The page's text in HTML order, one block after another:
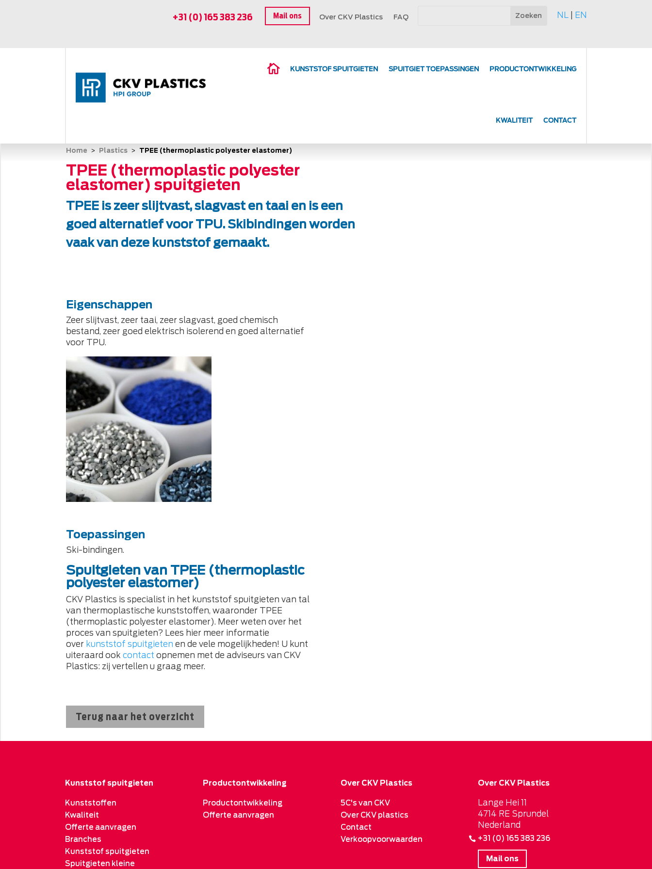
+31 (0) 165 383 236 Mail ons Over CKV Plastics FAQ NL| EN
KUNSTSTOF SPUITGIETEN SPUITGIET TOEPASSINGEN PRODUCT­ONTWIKKELING
KWALITEIT CONTACT
Home > Plastics > TPEE (thermoplastic polyester elastomer)
TPEE (thermoplastic polyester
elastomer) spuitgieten
TPEE is zeer slijtvast, slagvast en taai en is een
goed alternatief voor TPU. Skibindingen worden
vaak van deze kunststof gemaakt.
Eigenschappen
Zeer slijtvast, zeer taai, zeer slagvast, goed chemisch
bestand, zeer goed elektrisch isolerend en goed alternatief
voor TPU.
Toepassingen
Ski-bindingen.
Spuitgieten van TPEE (thermoplastic
polyester elastomer)
CKV Plastics is specialist in het kunststof spuitgieten van tal
van thermoplastische kunststoffen, waaronder TPEE
(thermoplastic polyester elastomer). Meer weten over het
proces van spuitgieten? Lees hier meer informatie
over kunststof spuitgieten en de vele mogelijkheden! U kunt
uiteraard ook contact opnemen met de adviseurs van CKV
Plastics: zij vertellen u graag meer.
Terug naar het overzicht
Kunststof spuitgieten
Kunststoffen
Kwaliteit
Offerte aanvragen
Branches
Kunststof spuitgieten
Spuitgieten kleine
Productontwikkeling
Productontwikkeling
Offerte aanvragen
Over CKV Plastics
5C's van CKV
Over CKV plastics
Contact
Verkoopvoorwaarden
Over CKV Plastics
Lange Hei 11
4714 RE Sprundel
Nederland
+31 (0) 165 383 236
Mail ons